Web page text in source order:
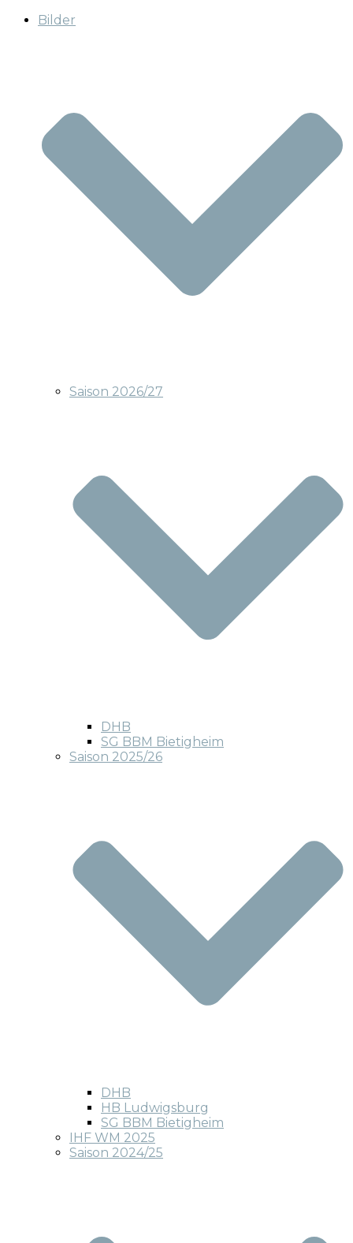
Bilder
Saison 2026/27
DHB
SG BBM Bietigheim
Saison 2025/26
DHB
HB Ludwigsburg
SG BBM Bietigheim
IHF WM 2025
Saison 2024/25